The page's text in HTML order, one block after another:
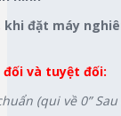
khi đặt máy
và tuyệt đối:
(qui về 0”